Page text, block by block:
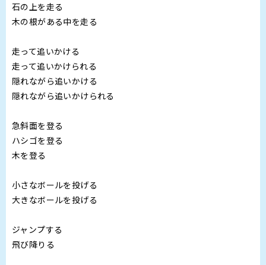
石の上を走る
木の根がある中を走る
走って追いかける
走って追いかけられる
隠れながら追いかける
隠れながら追いかけられる
急斜面を登る
ハシゴを登る
木を登る
小さなボールを投げる
大きなボールを投げる
ジャンプする
飛び降りる